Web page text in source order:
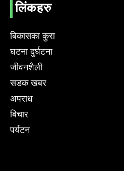
लिंकहरु
बिकासका कुरा
घटना दुर्घटना
जीवनशैली
सडक खबर
अपराध
बिचार
पर्यटन